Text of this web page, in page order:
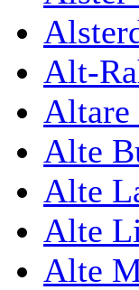
Alt-
Altare
Alte
Alte
Alte
Alte